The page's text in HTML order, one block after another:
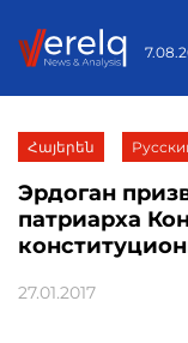
Հայերեն
Эрдоган
патриарха
27.01.2017